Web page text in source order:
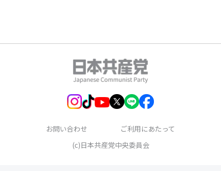
お問い合わせ
ご利用にあたって
(c)日本共産党中央委員会